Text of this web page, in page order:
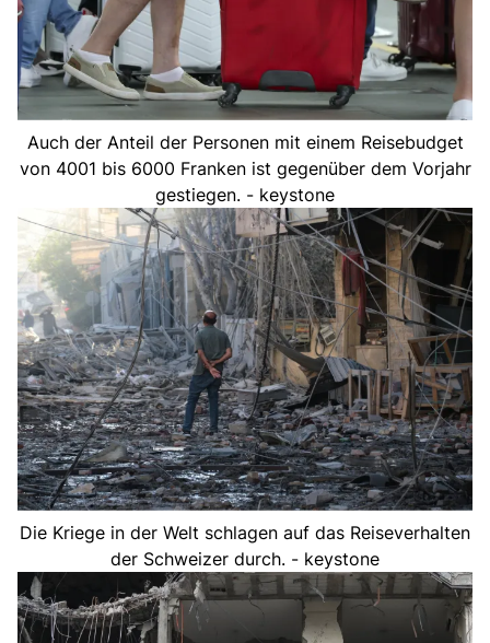
Auch der Anteil der Personen mit einem Reisebudget
von 4001 bis 6000 Franken ist gegenüber dem Vorjahr
gestiegen. - keystone
Die Kriege in der Welt schlagen auf das Reiseverhalten
der Schweizer durch. - keystone